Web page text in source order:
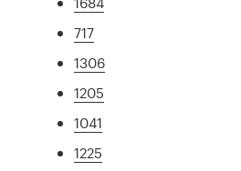
717
1306
1205
1041
1225